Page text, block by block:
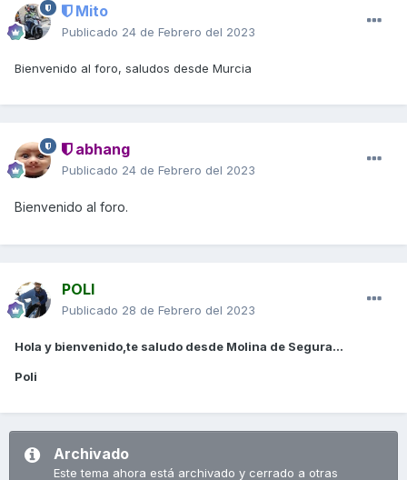
Mito
Publicado 24 de Febrero del 2023
Bienvenido al foro, saludos desde Murcia
abhang
Publicado 24 de Febrero del 2023
Bienvenido al foro.
POLI
Publicado 28 de Febrero del 2023
Hola y bienvenido,te saludo desde Molina de Segura...
Poli
Archivado
Este tema ahora está archivado y cerrado a otras